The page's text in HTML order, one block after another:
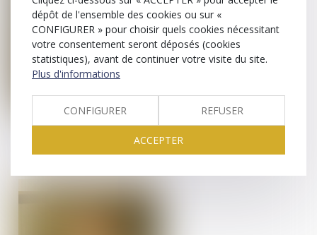
MUSCHEL
dépôt de l'ensemble des cookies ou sur «
CONFIGURER » pour choisir quels cookies nécessitant
votre consentement seront déposés (cookies
statistiques), avant de continuer votre visite du site.
Plus d'informations
CONFIGURER REFUSER
ACCEPTER